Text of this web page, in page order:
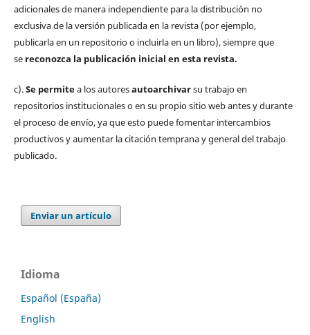
adicionales de manera independiente para la distribución no
exclusiva de la versión publicada en la revista (por ejemplo,
publicarla en un repositorio o incluirla en un libro), siempre que
sereconozca la publicación inicial en esta revista.
c).Se permitea los autoresautoarchivarsu trabajo en
repositorios institucionales o en su propio sitio web antes y durante
el proceso de envío, ya que esto puede fomentar intercambios
productivos y aumentar la citación temprana y general del trabajo
publicado.
Enviar un artículo
Idioma
Español (España)
English